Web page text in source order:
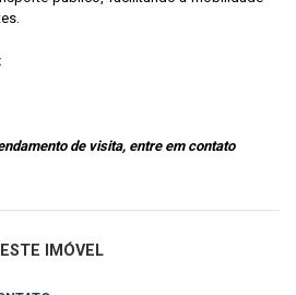
de visita, entre em contato
IMÓVEL